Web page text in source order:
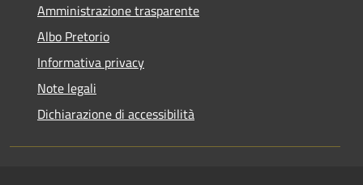
Amministrazione trasparente
Albo Pretorio
Informativa privacy
Note legali
Dichiarazione di accessibilità